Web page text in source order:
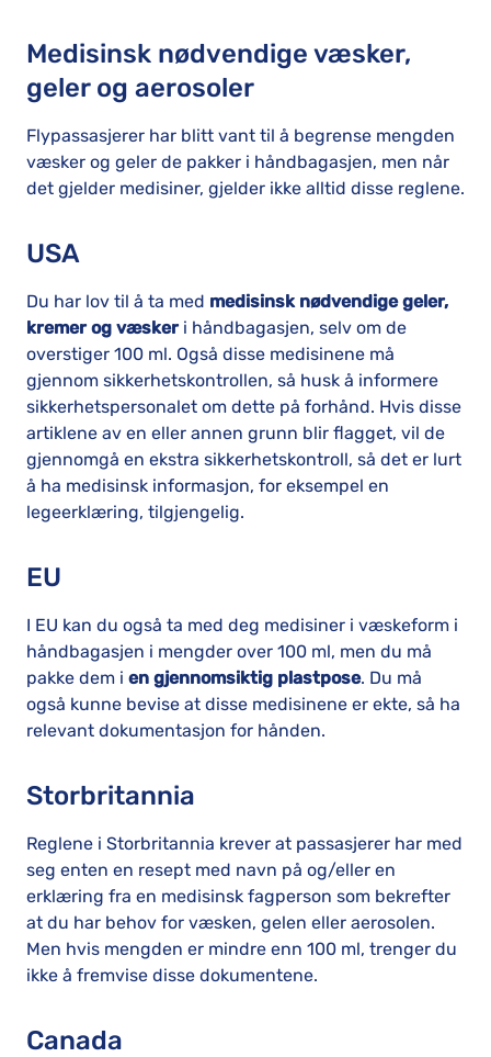
Medisinsk nødvendige væsker,
geler og aerosoler
Flypassasjerer har blitt vant til å begrense mengden
væsker og geler de pakker i håndbagasjen, men når
det gjelder medisiner, gjelder ikke alltid disse reglene.
USA
Du har lov til å ta med medisinsk nødvendige geler,
kremer og væskeri håndbagasjen, selv om de
overstiger 100 ml. Også disse medisinene må
gjennom sikkerhetskontrollen, så husk å informere
sikkerhetspersonalet om dette på forhånd. Hvis disse
artiklene av en eller annen grunn blir flagget, vil de
gjennomgå en ekstra sikkerhetskontroll, så det er lurt
å ha medisinsk informasjon, for eksempel en
legeerklæring, tilgjengelig.
EU
I EU kan du også ta med deg medisiner i væskeform i
håndbagasjen i mengder over 100 ml, men du må
pakke dem i en gjennomsiktig plastpose. Du må
også kunne bevise at disse medisinene er ekte, så ha
relevant dokumentasjon for hånden.
Storbritannia
Reglene i Storbritannia krever at passasjerer har med
seg enten en resept med navn på og/eller en
erklæring fra en medisinsk fagperson som bekrefter
at du har behov for væsken, gelen eller aerosolen.
Men hvis mengden er mindre enn 100 ml, trenger du
ikke å fremvise disse dokumentene.
Canada